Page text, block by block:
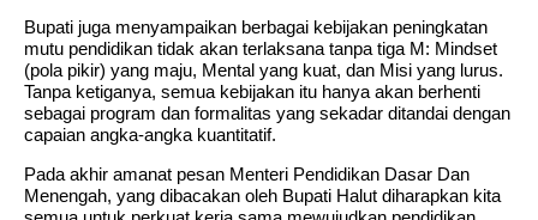
Bupati juga menyampaikan berbagai kebijakan peningkatan
mutu pendidikan tidak akan terlaksana tanpa tiga M: Mindset
(pola pikir) yang maju, Mental yang kuat, dan Misi yang lurus.
Tanpa ketiganya, semua kebijakan itu hanya akan berhenti
sebagai program dan formalitas yang sekadar ditandai dengan
capaian angka-angka kuantitatif.
Pada akhir amanat pesan Menteri Pendidikan Dasar Dan
Menengah, yang dibacakan oleh Bupati Halut diharapkan kita